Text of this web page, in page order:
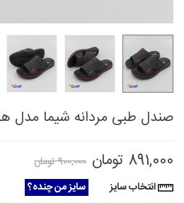
صندل طبی مردانه شیما مدل
891,000 تومان
900,000 تومان
سایز من چنده؟
انتخاب سایز